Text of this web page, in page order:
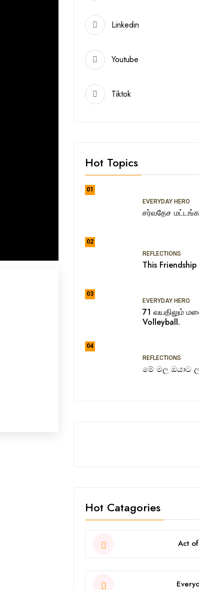
Linkedin
Youtube
Tiktok
Hot Topics
01
EVERYDAY HERO
சர்வதேச
02
REFLECTIONS
This
03
EVERYDAY HERO
71 வயதிலும்
Volleyball.
04
REFLECTIONS
මේ මල ඔයාට
Hot Catagories
Act